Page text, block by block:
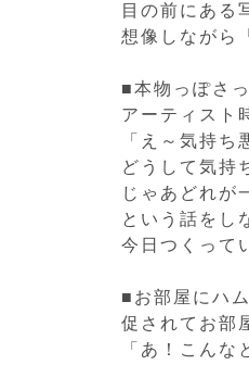
目の前にある
想像しながら
■本物っぽさ
アーティスト
「え～気持ち
どうして気持
じゃあどれが
という話をし
今日つくって
■お部屋にハ
促されてお部
「あ！こんな